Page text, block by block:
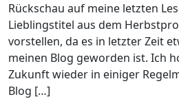
Rückschau auf meine letzten
Lieblingstitel aus dem
vorstellen, da es in letzter Zeit
meinen Blog geworden ist. Ich
Zukunft wieder in einiger
Blog […]